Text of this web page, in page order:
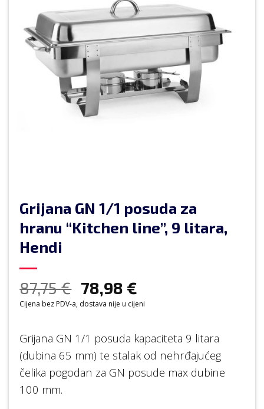
Grijana GN 1/1 posuda za
hranu “Kitchen line”, 9 litara,
Hendi
87,75€ 78,98 €
Cijena bez PDV-a, dostava nije u cijeni
Grijana GN 1/1 posuda kapaciteta 9 litara
(dubina 65 mm) te stalak od nehrđajućeg
čelika pogodan za GN posude max dubine
100 mm.